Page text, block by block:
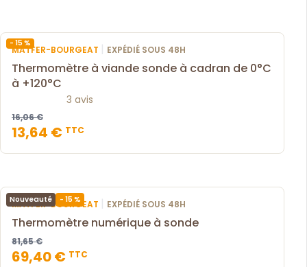
- 15 %
MATFER-BOURGEAT | EXPÉDIÉ SOUS 48H
Thermomètre à viande sonde à cadran de 0°C
à +120°C
3 avis
16,06 €
13,64 € TTC
Nouveauté - 15 %
MATFER-BOURGEAT | EXPÉDIÉ SOUS 48H
Thermomètre numérique à sonde
81,65 €
69,40 € TTC